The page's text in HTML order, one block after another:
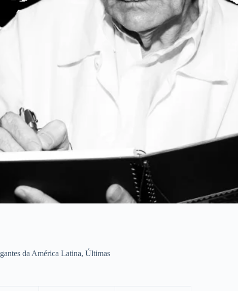
da América Latina, Últimas